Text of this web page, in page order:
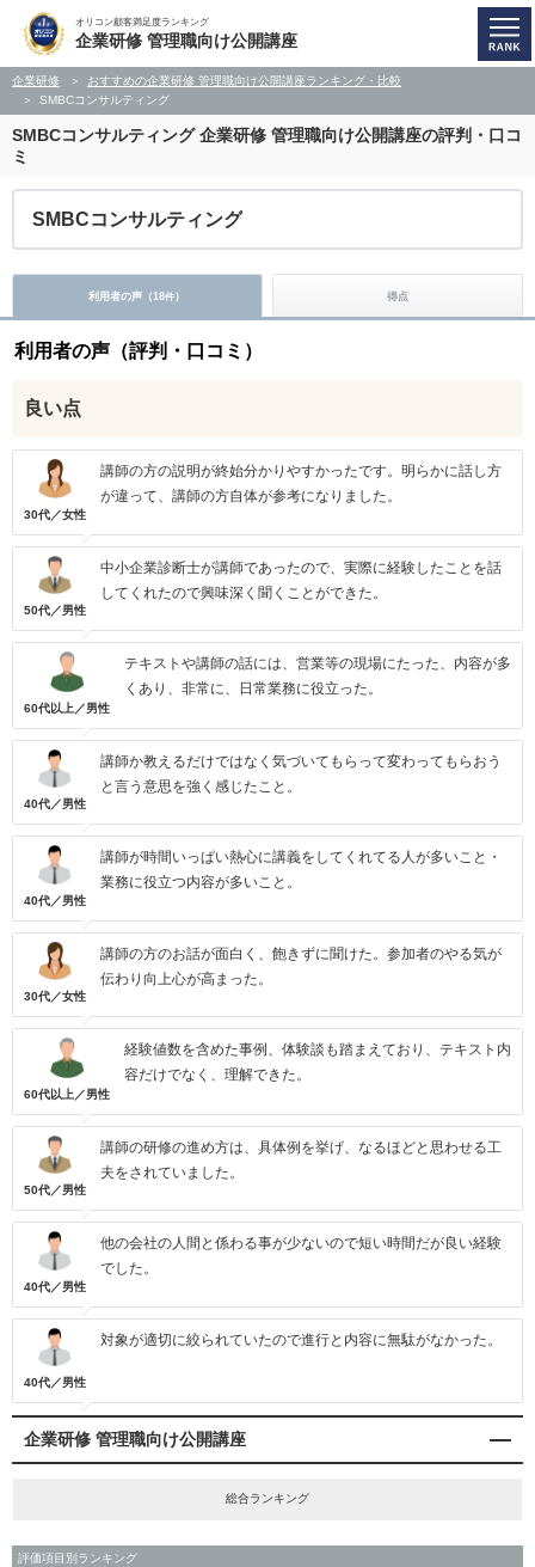
オリコン顧客満足度ランキング
企業研修 管理職向け公開講座
企業研修
おすすめの企業研修 管理職向け公開講座ランキング・比較
SMBCコンサルティング
SMBCコンサルティング企業研修 管理職向け公開講座の評判・口コ
ミ
SMBCコンサルティング
利用者の声（18件） 得点
利用者の声（評判・口コミ）
良い点
30代／女性
講師の方の説明が終始分かりやすかったです。明らかに話し方
が違って、講師の方自体が参考になりました。
50代／男性
中小企業診断士が講師であったので、実際に経験したことを話
してくれたので興味深く聞くことができた。
60代以上／男性
テキストや講師の話には、営業等の現場にたった、内容が多
くあり、非常に、日常業務に役立った。
40代／男性
講師か教えるだけではなく気づいてもらって変わってもらおう
と言う意思を強く感じたこと。
40代／男性
講師が時間いっぱい熱心に講義をしてくれてる人が多いこと・
業務に役立つ内容が多いこと。
30代／女性
講師の方のお話が面白く、飽きずに聞けた。参加者のやる気が
伝わり向上心が高まった。
60代以上／男性
経験値数を含めた事例、体験談も踏まえており、テキスト内
容だけでなく、理解できた。
50代／男性
講師の研修の進め方は、具体例を挙げ、なるほどと思わせる工
夫をされていました。
40代／男性
他の会社の人間と係わる事が少ないので短い時間だが良い経験
でした。
40代／男性
対象が適切に絞られていたので進行と内容に無駄がなかった。
企業研修 管理職向け公開講座
総合ランキング
評価項目別ランキング